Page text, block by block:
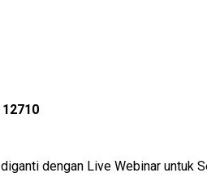
dengan Live Webinar untuk